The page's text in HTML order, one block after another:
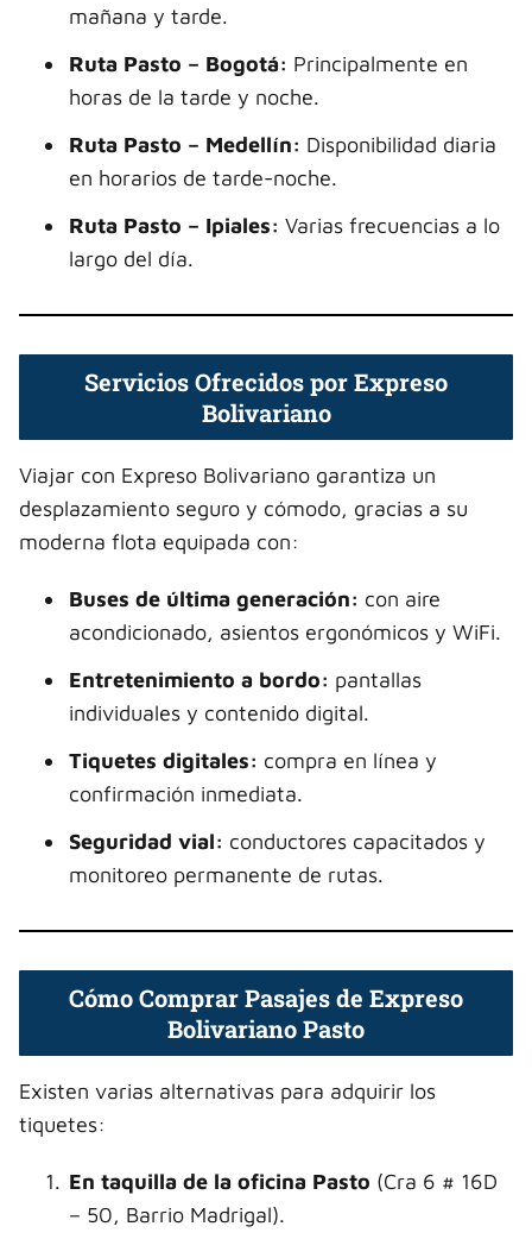
mañana y tarde.
Ruta Pasto – Bogotá: Principalmente en
horas de la tarde y noche.
Ruta Pasto – Medellín: Disponibilidad diaria
en horarios de tarde-noche.
Ruta Pasto – Ipiales: Varias frecuencias a lo
largo del día.
Servicios Ofrecidos por Expreso
Bolivariano
Viajar con Expreso Bolivariano garantiza un
desplazamiento seguro y cómodo, gracias a su
moderna flota equipada con:
Buses de última generación: con aire
acondicionado, asientos ergonómicos y WiFi.
Entretenimiento a bordo: pantallas
individuales y contenido digital.
Tiquetes digitales: compra en línea y
confirmación inmediata.
Seguridad vial: conductores capacitados y
monitoreo permanente de rutas.
Cómo Comprar Pasajes de Expreso
Bolivariano Pasto
Existen varias alternativas para adquirir los
tiquetes:
En taquilla de la oficina Pasto (Cra 6 # 16D
– 50, Barrio Madrigal).